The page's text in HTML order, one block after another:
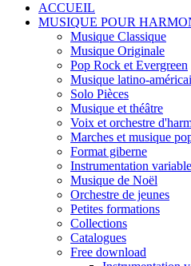
ACCUEIL
MUSIQUE POUR
Musique Classique
Musique Originale
Pop Rock et Evergreen
Musique latino-
Solo Pièces
Musique et théâtre
Voix et orchestre
Marches et musique
Format giberne
Instrumentation variable
Musique de Noël
Orchestre de jeunes
Petites formations
Collections
Catalogues
Free download